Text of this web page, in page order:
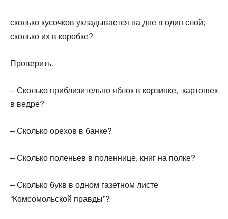
сколько кусочков укладывается на дне в один слой;
сколько их в коробке?
Проверить.
– Сколько приблизительно яблок в корзинке, картошек
в ведре?
– Сколько орехов в банке?
– Сколько поленьев в поленнице, книг на полке?
– Сколько букв в одном газетном листе
“Комсомольской правды”?